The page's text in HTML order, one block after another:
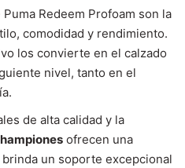
Redeem Profoam son la
comodidad y rendimiento.
los convierte en el calzado
nivel, tanto en el
de alta calidad y la
ofrecen una
un soporte excepcional